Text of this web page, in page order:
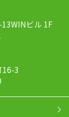
ビル 1F
16-3